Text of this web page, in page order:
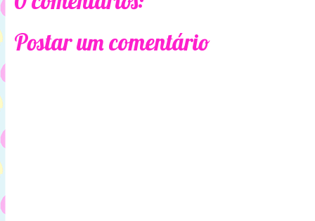
Postar um comentário